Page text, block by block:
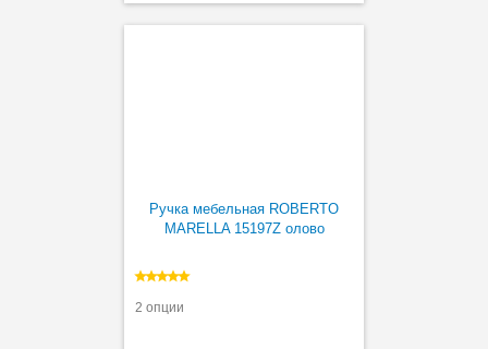
Ручка мебельная ROBERTO
MARELLA 15197Z олово
2 опции